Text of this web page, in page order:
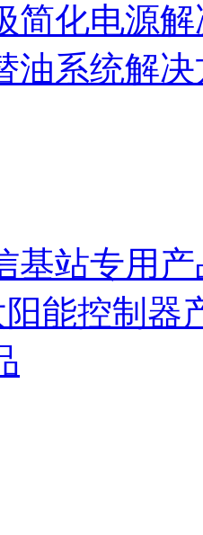
简化电源
油系统解
基站专用产
阳能控制器